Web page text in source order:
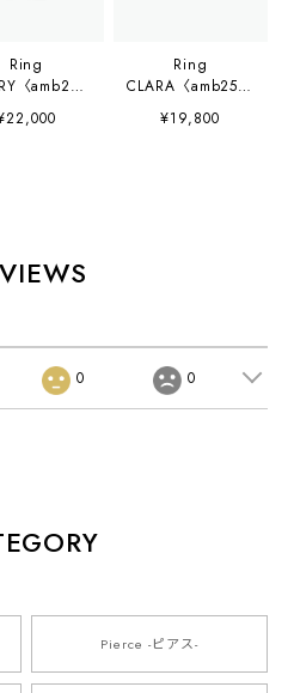
Ring
〈amb25-
r080〉
Ring
CLARA〈amb25ye
l-r078〉
¥19,800
0 0
Pierce -ピアス-